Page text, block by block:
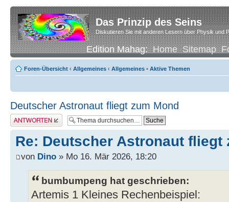
Das Prinzip des Seins
Diskutieren Sie mit anderen Lesern über Physik und
Edition Mahag:Home Sitemap
Foren-Übersicht ‹ Allgemeines ‹ Allgemeines • Aktive Themen
Deutscher Astronaut fliegt zum Mond
Antwort erstellen
Re: Deutscher Astronaut fliegt
von Dino » Mo 16. Mär 2026, 18:20
bumbumpeng hat geschrieben:
Artemis 1 Kleines Rechenbeispiel: